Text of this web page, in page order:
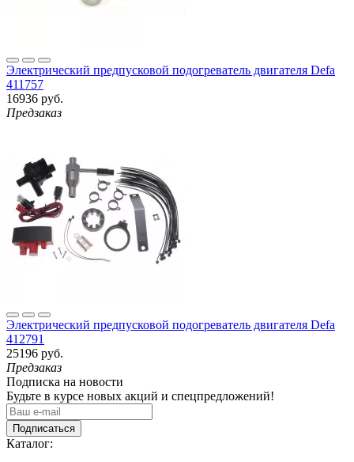
Электрический предпусковой подогреватель двигателя Defa
411757
16936 руб.
Предзаказ
Электрический предпусковой подогреватель двигателя Defa
412791
25196 руб.
Предзаказ
Подписка на новости
Будьте в курсе новых акций и спецпредложений!
Подписаться
Каталог: